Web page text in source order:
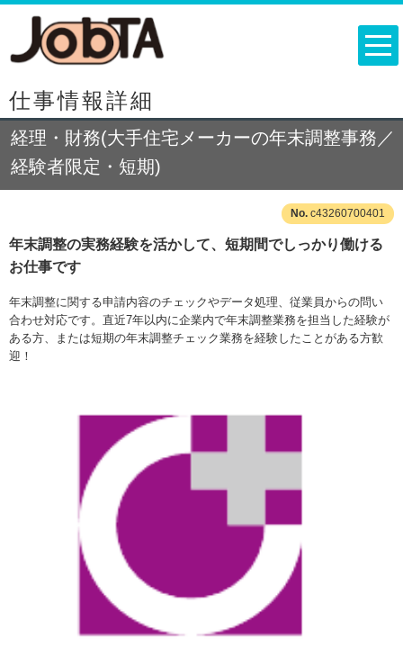
仕事情報詳細
経理・財務(大手住宅メーカーの年末調整事務／
経験者限定・短期)
c43260700401
年末調整の実務経験を活かして、短期間でしっかり働ける
お仕事です
年末調整に関する申請内容のチェックやデータ処理、従業員からの問い
合わせ対応です。直近7年以内に企業内で年末調整業務を担当した経験が
ある方、または短期の年末調整チェック業務を経験したことがある方歓
迎！